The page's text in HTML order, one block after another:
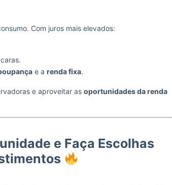
Com juros mais elevados:
e a renda fixa.
e aproveitar as oportunidades da renda
e Faça Escolhas